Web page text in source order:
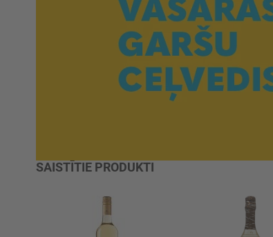
SAISTĪTIE PRODUKTI